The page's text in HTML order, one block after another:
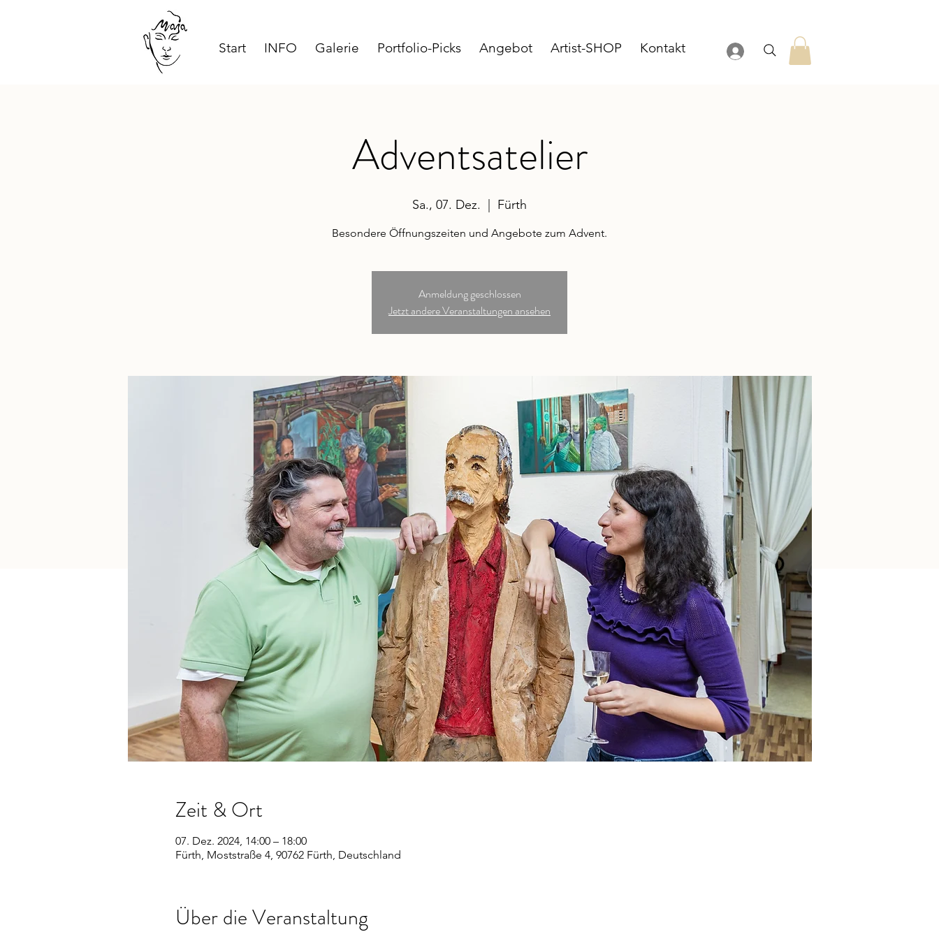
Start INFO Galerie Portfolio-Picks Angebot Artist-SHOP Kontakt
Adventsatelier
Sa., 07. Dez.
  |
Fürth
Besondere Öffnungszeiten und Angebote zum Advent.
Anmeldung geschlossen
Jetzt andere Veranstaltungen ansehen
Zeit & Ort
07. Dez. 2024, 14:00 – 18:00
Fürth, Moststraße 4, 90762 Fürth, Deutschland
Über die Veranstaltung